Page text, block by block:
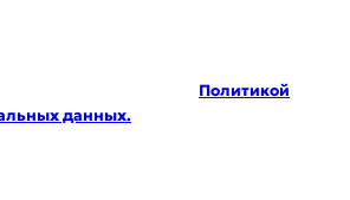
Политикой
данных.